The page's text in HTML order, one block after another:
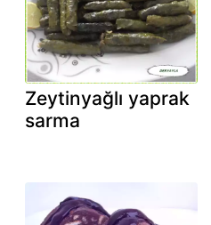
Zeytinyağlı yaprak
sarma